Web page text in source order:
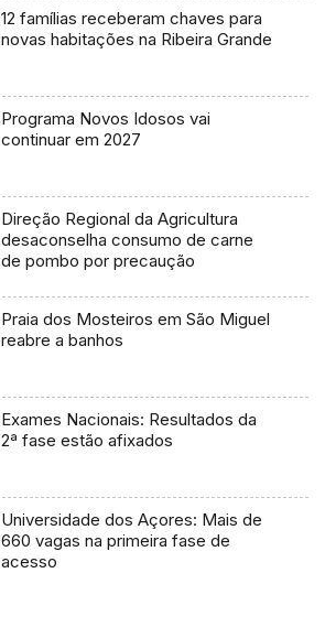
12 famílias receberam chaves para
novas habitações na Ribeira Grande
Programa Novos Idosos vai
continuar em 2027
Direção Regional da Agricultura
desaconselha consumo de carne
de pombo por precaução
Praia dos Mosteiros em São Miguel
reabre a banhos
Exames Nacionais: Resultados da
2ª fase estão afixados
Universidade dos Açores: Mais de
660 vagas na primeira fase de
acesso